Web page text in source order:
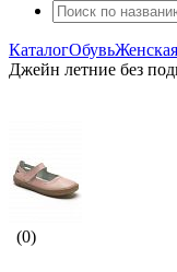
КаталогОбувь
Джейн летние без
(0)